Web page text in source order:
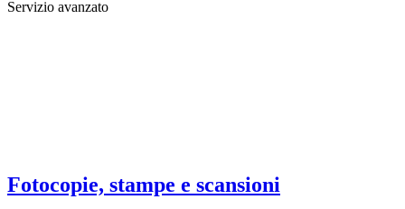
Servizio avanzato
Fotocopie, stampe e scansioni